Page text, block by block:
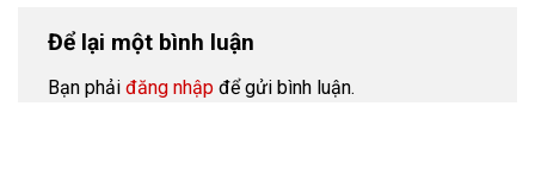
Để lại một bình luận
Bạn phải đăng nhập để gửi bình luận.